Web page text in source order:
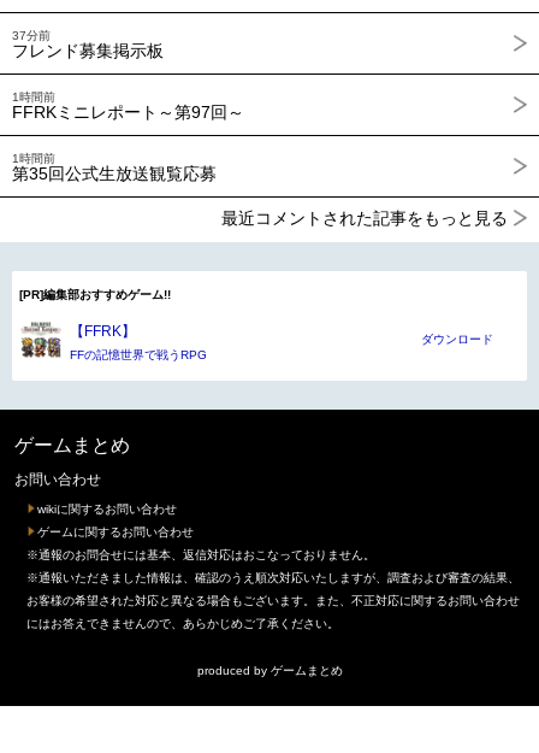
37分前
フレンド募集掲示板
1時間前
FFRKミニレポート～第97回～
1時間前
第35回公式生放送観覧応募
最近コメントされた記事をもっと見る
[PR]編集部おすすめゲーム!!
【FFRK】
FFの記憶世界で戦うRPG
ダウンロード
ゲームまとめ
お問い合わせ
wikiに関するお問い合わせ
ゲームに関するお問い合わせ
※通報のお問合せには基本、返信対応はおこなっておりません。
※通報いただきました情報は、確認のうえ順次対応いたしますが、調査および審査の結果、
お客様の希望された対応と異なる場合もございます。また、不正対応に関するお問い合わせ
にはお答えできませんので、あらかじめご了承ください。
produced by ゲームまとめ